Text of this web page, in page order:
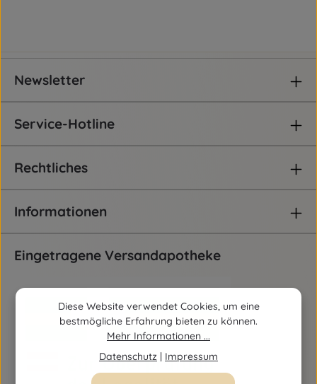
Newsletter
Service-Hotline
Rechtliches
Informationen
Eingetragene Versandapotheke
Diese Website verwendet Cookies, um eine
bestmögliche Erfahrung bieten zu können.
Mehr Informationen ...
Datenschutz
Impressum